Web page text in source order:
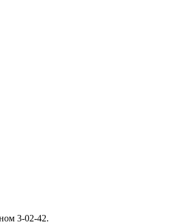
3-02-42.